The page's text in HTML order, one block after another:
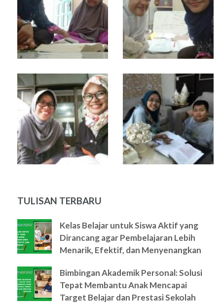
TULISAN TERBARU
Kelas Belajar untuk Siswa Aktif yang
Dirancang agar Pembelajaran Lebih
Menarik, Efektif, dan Menyenangkan
Bimbingan Akademik Personal: Solusi
Tepat Membantu Anak Mencapai
Target Belajar dan Prestasi Sekolah